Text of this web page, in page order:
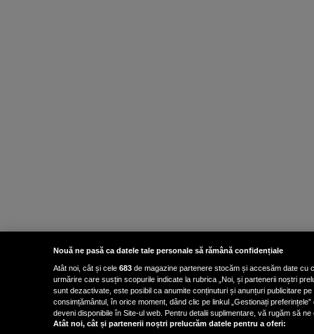
Nouă ne pasă ca datele tale personale să rămână confidențiale
Atât noi, cât și cele 683 de magazine partenere stocăm și accesăm date cu
urmărire care susțin scopurile indicate la rubrica „Noi, și partenerii noștri
sunt dezactivate, este posibil ca anumite conținuturi și anunțuri publicitare
consimțământul, în orice moment, dând clic pe linkul „Gestionați
deveni disponibile în Site-ul web. Pentru detalii suplimentare, vă rugăm să
Atât noi, cât și partenerii noștri prelucrăm datele pentru a oferi: